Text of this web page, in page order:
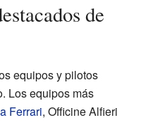
de
equipos y pilotos
Los equipos más
Ferrari, Officine Alfieri